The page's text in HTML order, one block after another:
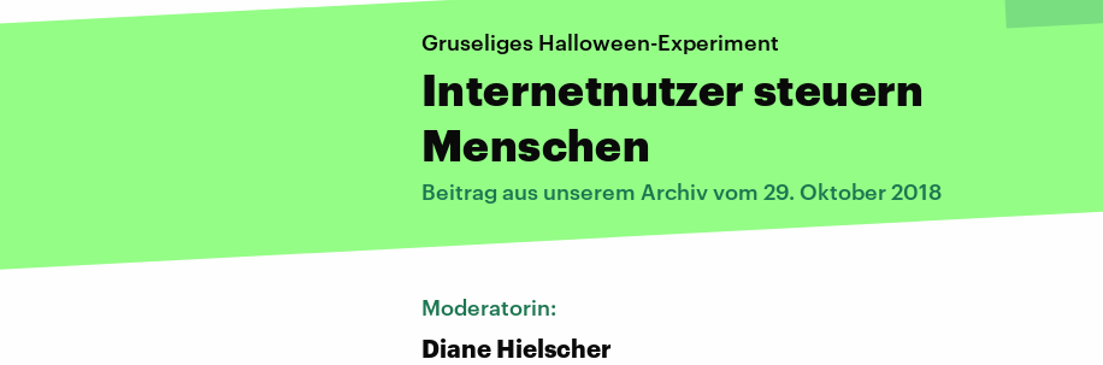
Gruseliges Halloween-Experiment
Internetnutzer steuern
Menschen
Beitrag aus unserem Archiv vom 29. Oktober 2018
Moderatorin:
Diane Hielscher